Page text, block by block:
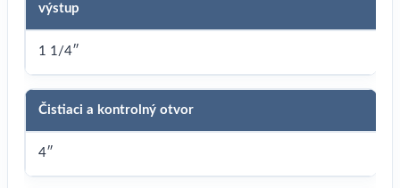
výstup
1 1/4″
Čistiaci a kontrolný otvor
4″